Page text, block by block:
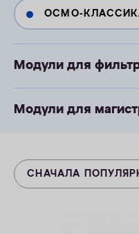
ОПЛАТА
ОСМО-
Модули для
Модули для
СНАЧАЛА